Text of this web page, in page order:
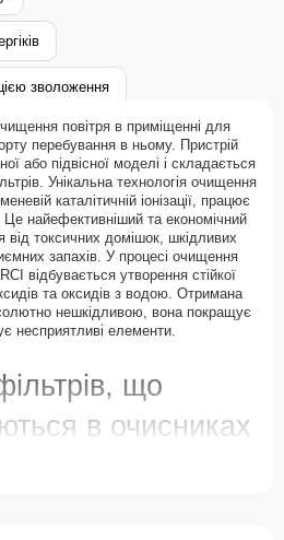
Ні
Площа обслуговування, кв.м.:
зволоження
повітря в приміщенні для
перебування в ньому. Пристрій
або підвісної моделі і складається
Унікальна технологія очищення
каталітичній іонізації, працює
Це найефективніший та економічний
від токсичних домішок, шкідливих
запахів. У процесі очищення
відбувається утворення стійкої
та оксидів з водою. Отримана
нешкідливою, вона покращує
несприятливі елементи.
що
в очисниках
в очисниках, бувають різних